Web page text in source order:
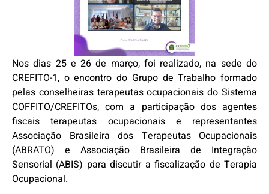
Nos dias 25 e 26 de março, foi realizado, na sede do
CREFITO-1, o encontro do Grupo de Trabalho formado
pelas conselheiras terapeutas ocupacionais do Sistema
COFFITO/CREFITOs, com a participação dos agentes
fiscais terapeutas ocupacionais e representantes
Associação Brasileira dos Terapeutas Ocupacionais
(ABRATO) e Associação Brasileira de Integração
Sensorial (ABIS) para discutir a fiscalização de Terapia
Ocupacional.